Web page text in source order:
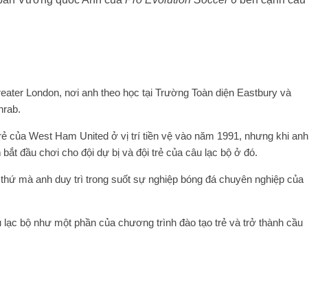
London, nơi anh theo học tại Trường Toàn diện Eastbury và
của West Ham United ở vị trí tiền vệ vào năm 1991, nhưng khi anh
đầu chơi cho đội dự bị và đội trẻ của câu lạc bộ ở đó.
mà anh duy trì trong suốt sự nghiệp bóng đá chuyên nghiệp của
bộ như một phần của chương trình đào tạo trẻ và trở thành cầu